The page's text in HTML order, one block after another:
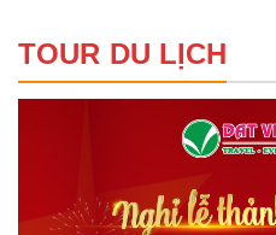
TOUR DU LỊCH